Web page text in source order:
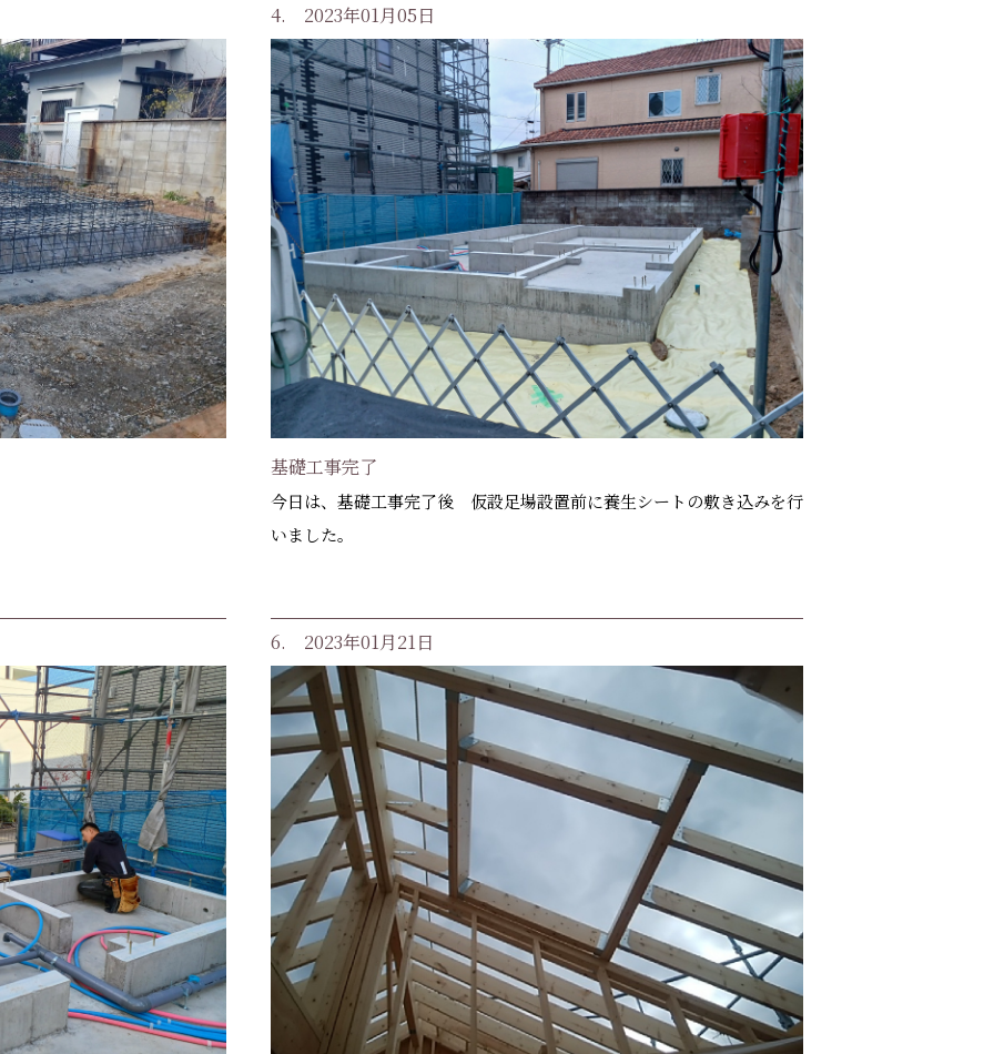
4. 2023年01月05日
基礎工事完了
今日は、基礎工事完了後 仮設足場設置前に養生シートの敷き込みを行
いました。
6. 2023年01月21日